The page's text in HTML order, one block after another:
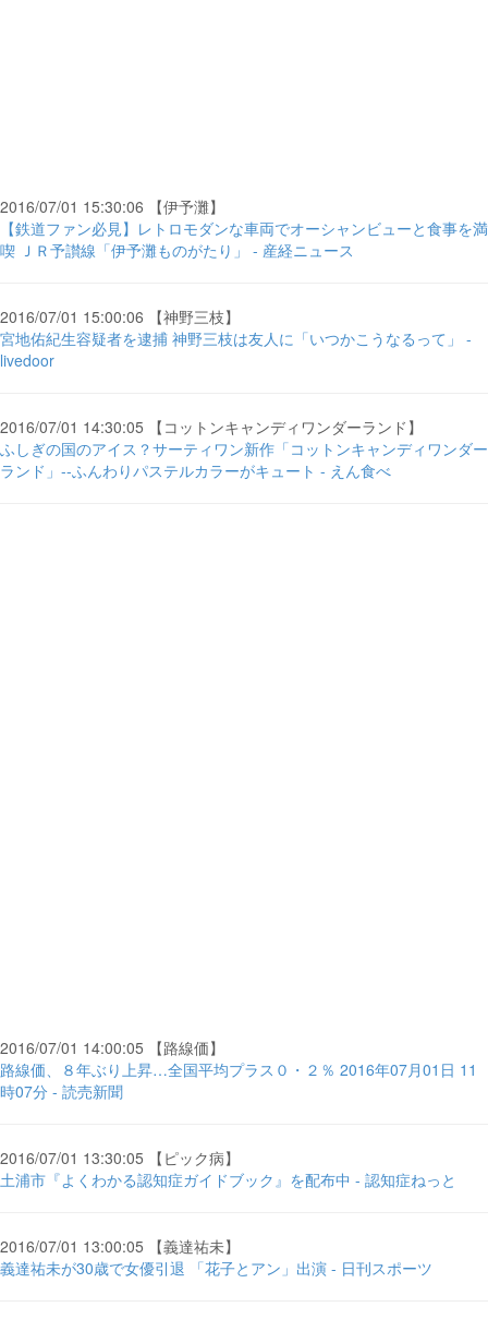
2016/07/01 15:30:06 【伊予灘】
【鉄道ファン必見】レトロモダンな車両でオーシャンビューと食事を満
喫 ＪＲ予讃線「伊予灘ものがたり」 - 産経ニュース
2016/07/01 15:00:06 【神野三枝】
宮地佑紀生容疑者を逮捕 神野三枝は友人に「いつかこうなるって」 -
livedoor
2016/07/01 14:30:05 【コットンキャンディワンダーランド】
ふしぎの国のアイス？サーティワン新作「コットンキャンディワンダー
ランド」--ふんわりパステルカラーがキュート - えん食べ
2016/07/01 14:00:05 【路線価】
路線価、８年ぶり上昇…全国平均プラス０・２％ 2016年07月01日 11
時07分 - 読売新聞
2016/07/01 13:30:05 【ピック病】
土浦市『よくわかる認知症ガイドブック』を配布中 - 認知症ねっと
2016/07/01 13:00:05 【義達祐未】
義達祐未が30歳で女優引退 「花子とアン」出演 - 日刊スポーツ